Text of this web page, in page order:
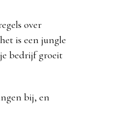
over
is een jungle
bedrijf groeit
bij, en